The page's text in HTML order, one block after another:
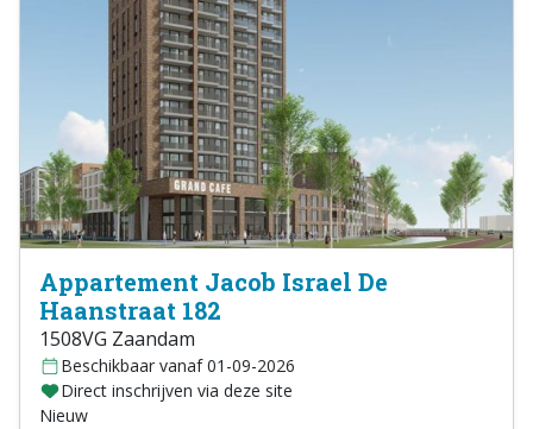
Appartement Jacob Israel De
Haanstraat 182
1508VG Zaandam
Beschikbaar vanaf 01-09-2026
Direct inschrijven via deze site
Nieuw